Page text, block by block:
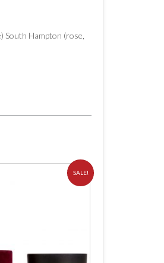
South Hampton (rose,
SALE!